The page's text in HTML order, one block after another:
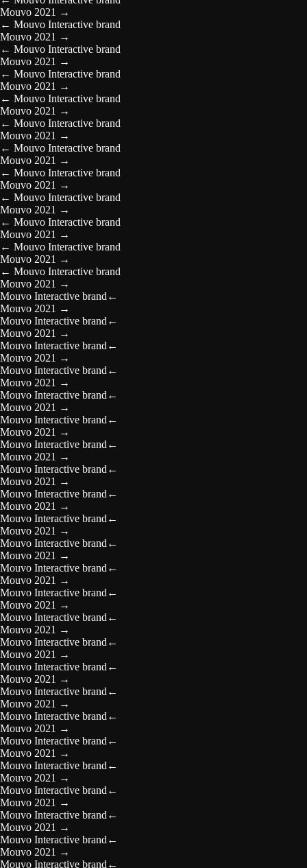
Mouvo 2021 →
← Mouvo Interactive brand
Mouvo 2021 →
← Mouvo Interactive brand
Mouvo 2021 →
← Mouvo Interactive brand
Mouvo 2021 →
← Mouvo Interactive brand
Mouvo 2021 →
← Mouvo Interactive brand
Mouvo 2021 →
← Mouvo Interactive brand
Mouvo 2021 →
← Mouvo Interactive brand
Mouvo 2021 →
← Mouvo Interactive brand
Mouvo 2021 →
← Mouvo Interactive brand
Mouvo 2021 →
← Mouvo Interactive brand
Mouvo 2021 →
← Mouvo Interactive brand
Mouvo 2021 →
Mouvo Interactive brand ←
Mouvo 2021 →
Mouvo Interactive brand ←
Mouvo 2021 →
Mouvo Interactive brand ←
Mouvo 2021 →
Mouvo Interactive brand ←
Mouvo 2021 →
Mouvo Interactive brand ←
Mouvo 2021 →
Mouvo Interactive brand ←
Mouvo 2021 →
Mouvo Interactive brand ←
Mouvo 2021 →
Mouvo Interactive brand ←
Mouvo 2021 →
Mouvo Interactive brand ←
Mouvo 2021 →
Mouvo Interactive brand ←
Mouvo 2021 →
Mouvo Interactive brand ←
Mouvo 2021 →
Mouvo Interactive brand ←
Mouvo 2021 →
Mouvo Interactive brand ←
Mouvo 2021 →
Mouvo Interactive brand ←
Mouvo 2021 →
Mouvo Interactive brand ←
Mouvo 2021 →
Mouvo Interactive brand ←
Mouvo 2021 →
Mouvo Interactive brand ←
Mouvo 2021 →
Mouvo Interactive brand ←
Mouvo 2021 →
Mouvo Interactive brand ←
Mouvo 2021 →
Mouvo Interactive brand ←
Mouvo 2021 →
Mouvo Interactive brand ←
Mouvo 2021 →
Mouvo Interactive brand ←
Mouvo 2021 →
Mouvo Interactive brand ←
Mouvo 2021 →
Mouvo Interactive brand ←